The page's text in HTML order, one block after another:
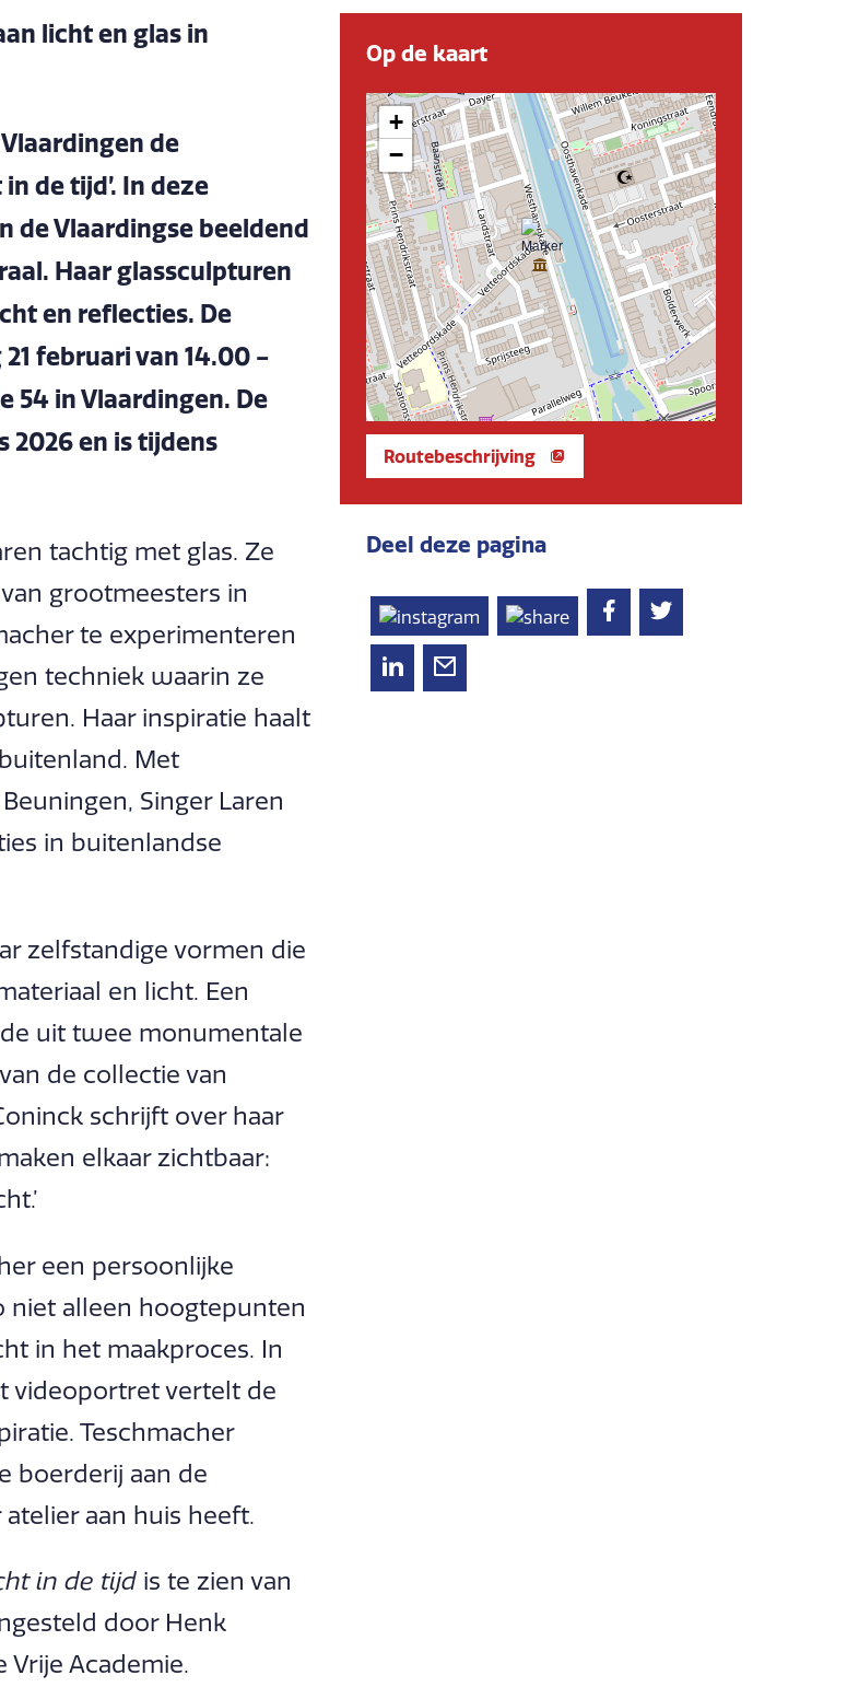
licht en glas in
de
de tijd’. In deze
Vlaardingse beeldend
Haar glassculpturen
en reflecties. De
februari van 14.00 -
54 in Vlaardingen. De
en is tijdens
tachtig met glas. Ze
grootmeesters in
te experimenteren
techniek waarin ze
Haar inspiratie haalt
Met
Singer Laren
in buitenlandse
zelfstandige vormen die
en licht. Een
uit twee monumentale
de collectie van
schrijft over haar
elkaar zichtbaar:
een persoonlijke
niet alleen hoogtepunten
in het maakproces. In
videoportret vertelt de
Teschmacher
boerderij aan de
aan huis heeft.
in de tijd is te zien van
door Henk
Academie.
Op de kaart
+
−
Routebeschrijving
Deel deze pagina